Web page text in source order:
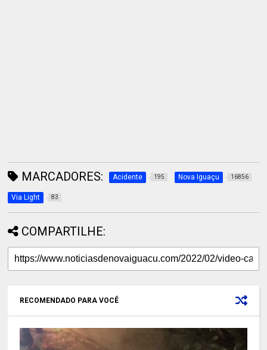
MARCADORES: Acidente 195 Nova Iguaçu 16856
Via Light 83
COMPARTILHE:
RECOMENDADO PARA VOCÊ